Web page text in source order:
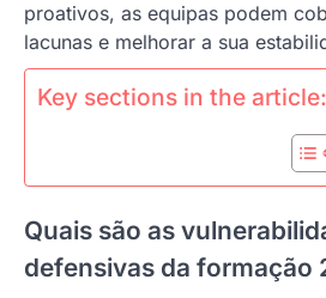
proativos, as equipas podem
lacunas e melhorar a sua
Key sections in the article:
Quais são as
defensivas da formação